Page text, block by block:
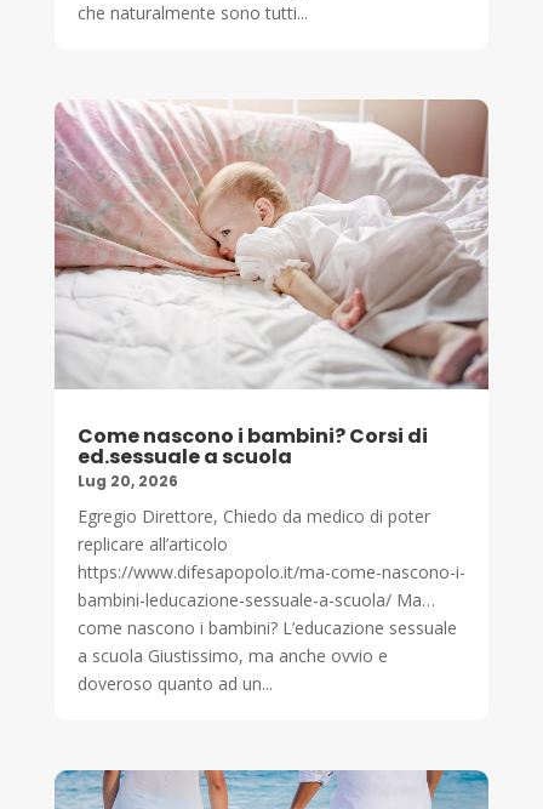
che naturalmente sono tutti...
Come nascono i bambini? Corsi di
ed.sessuale a scuola
Lug 20, 2026
Egregio Direttore, Chiedo da medico di poter
replicare all’articolo
https://www.difesapopolo.it/ma-come-nascono-i-
bambini-leducazione-sessuale-a-scuola/ Ma…
come nascono i bambini? L’educazione sessuale
a scuola Giustissimo, ma anche ovvio e
doveroso quanto ad un...